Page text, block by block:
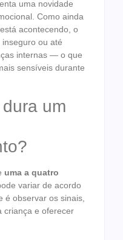
uma novidade
Como ainda
acontecendo, o
ou até
internas — o que
sensíveis durante
um
uma a quatro
variar de acordo
é observar os sinais,
criança e oferecer